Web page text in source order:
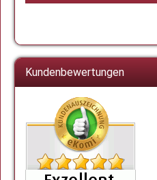
Kundenbewertungen